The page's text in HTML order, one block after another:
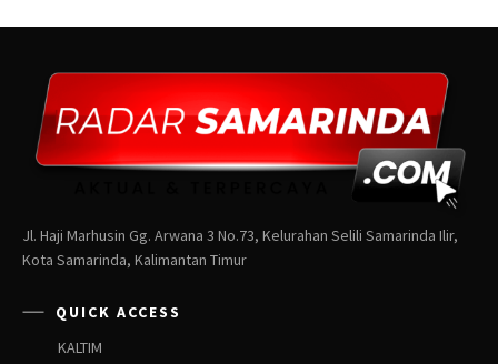
Jl. Haji Marhusin Gg. Arwana 3 No.73, Kelurahan Selili Samarinda Ilir,
Kota Samarinda, Kalimantan Timur
QUICK ACCESS
KALTIM